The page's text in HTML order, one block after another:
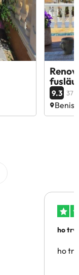
9.3 37
ho
ho